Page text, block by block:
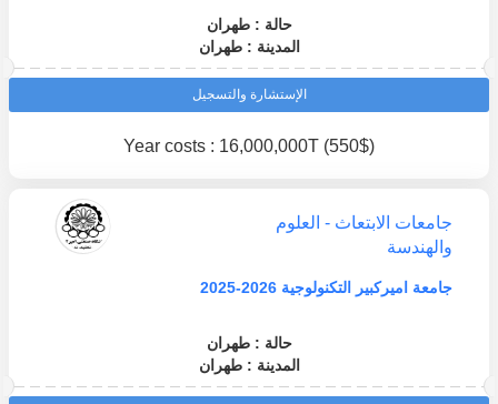
حالة : طهران
المدينة : طهران
الإستشارة والتسجيل
Year costs : 16,000,000T (550$)
جامعات الابتعاث - العلوم
والهندسة
جامعة اميركبير التكنولوجية 2026-2025
حالة : طهران
المدينة : طهران